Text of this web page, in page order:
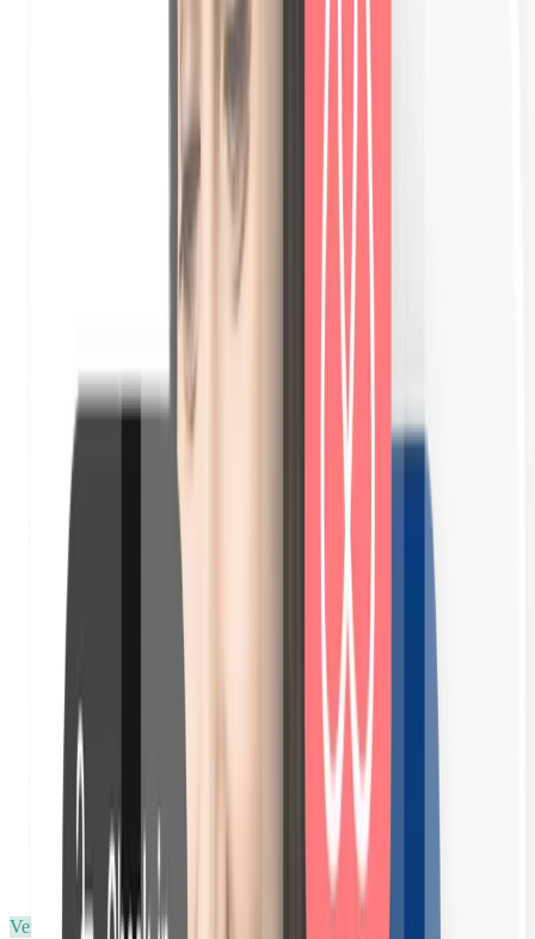
Détection automatique de la langue du voyageur à l'ouverture
10 langues : 🇩🇪 🇳🇱 🇬🇧 🇮🇹 🇪🇸 🇵🇹 🇫🇷 + 3
autres
Vente de services additionnels